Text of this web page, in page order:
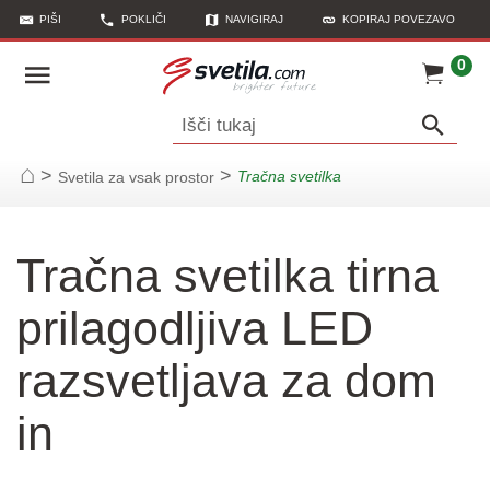
PIŠI POKLIČI NAVIGIRAJ KOPIRAJ POVEZAVO
0
Išči tukaj
Začetna stran
> Svetila za vsak prostor > Tračna svetilka
Tračna svetilka tirna
prilagodljiva LED
razsvetljava za dom
in